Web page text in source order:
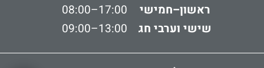
ראשון–חמישי
08:00–17:00
שישי וערבי חג
09:00–13:00